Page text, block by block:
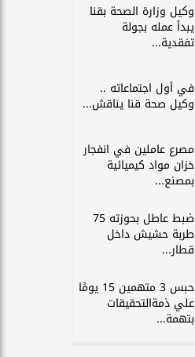
وكيل وزارة الصحة بقنا
يبدأ عمله بجولة
تفقدية...
في أول اجتماعاته ..
وكيل صحة قنا يناقش...
مصرع عاملين في انفجار
خزان مواد كيميائية
بمصنع...
ضبط عاطل بحوزته 75
طربة حشيش داخل
قطار...
حبس 3 متهمين 15 يومًا
علي ذمةالتحقيقات
بتهمة...